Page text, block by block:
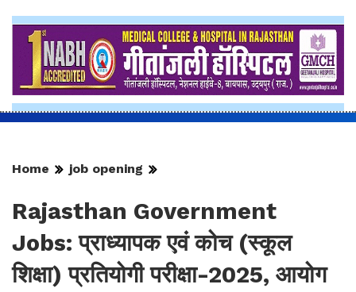
Home job opening
Rajasthan Government
Jobs: प्राध्यापक एवं कोच (स्कूल
शिक्षा) प्रतियोगी परीक्षा-2025, आयोग